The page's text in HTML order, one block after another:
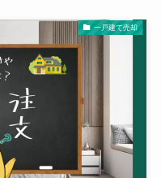
一戸建て売却